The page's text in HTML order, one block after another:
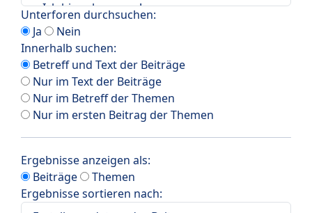
Unterforen durchsuchen:
Ja
Nein
Innerhalb suchen:
Betreff und Text der Beiträge
Nur im Text der Beiträge
Nur im Betreff der Themen
Nur im ersten Beitrag der Themen
Ergebnisse anzeigen als:
Beiträge
Themen
Ergebnisse sortieren nach: